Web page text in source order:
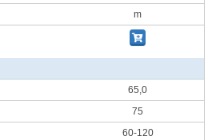
m
65,0
75
60-120